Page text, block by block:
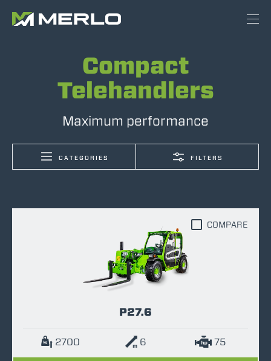
Compact
Telehandlers
Maximum performance
CATEGORIES FILTERS
P27.6
2700 6 75
COMPARE